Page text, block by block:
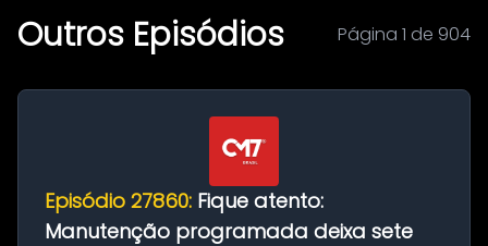
Outros Episódios Página 1 de 904
Episódio 27860: Fique atento:
Manutenção programada deixa sete